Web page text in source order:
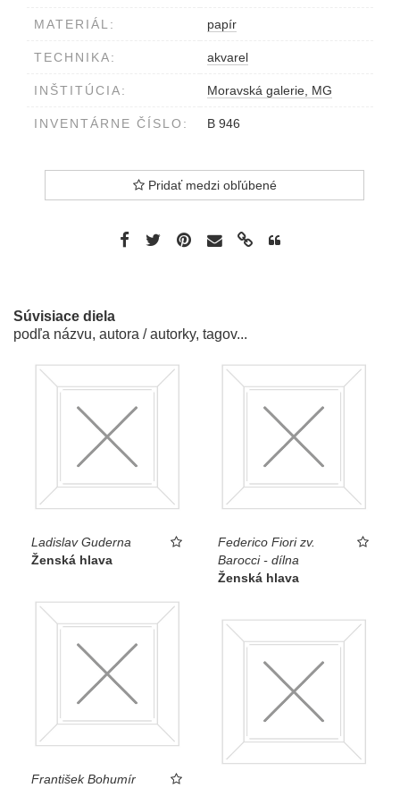
MATERIÁL: papír
TECHNIKA: akvarel
INŠTITÚCIA: Moravská galerie, MG
INVENTÁRNE ČÍSLO: B 946
Pridať medzi obľúbené
Súvisiace diela
podľa názvu, autora / autorky, tagov...
Ladislav Guderna
Ženská hlava
Federico Fiori zv.
Barocci - dílna
Ženská hlava
František Bohumír